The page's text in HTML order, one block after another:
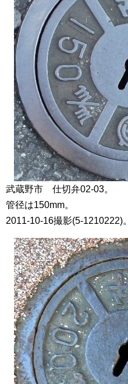
武蔵野市 仕切弁02-03。
管径は150mm。
2011-10-16撮影(5-1210222)。